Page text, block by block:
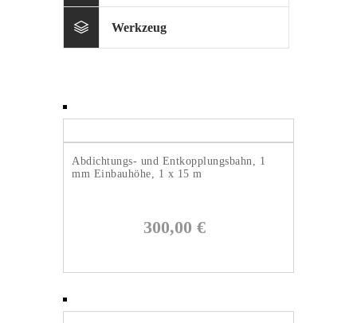
Werkzeug
Abdichtungs- und Entkopplungsbahn, 1
mm Einbauhöhe, 1 x 15 m
300,00 €